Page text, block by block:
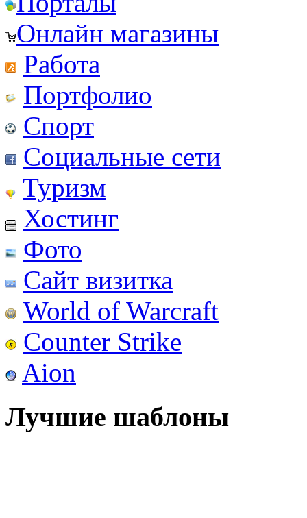
Онлайн магазины
Работа
Портфолио
Спорт
Социальные сети
Туризм
Хостинг
Фото
Сайт визитка
World of Warcraft
Counter Strike
Aion
Лучшие шаблоны